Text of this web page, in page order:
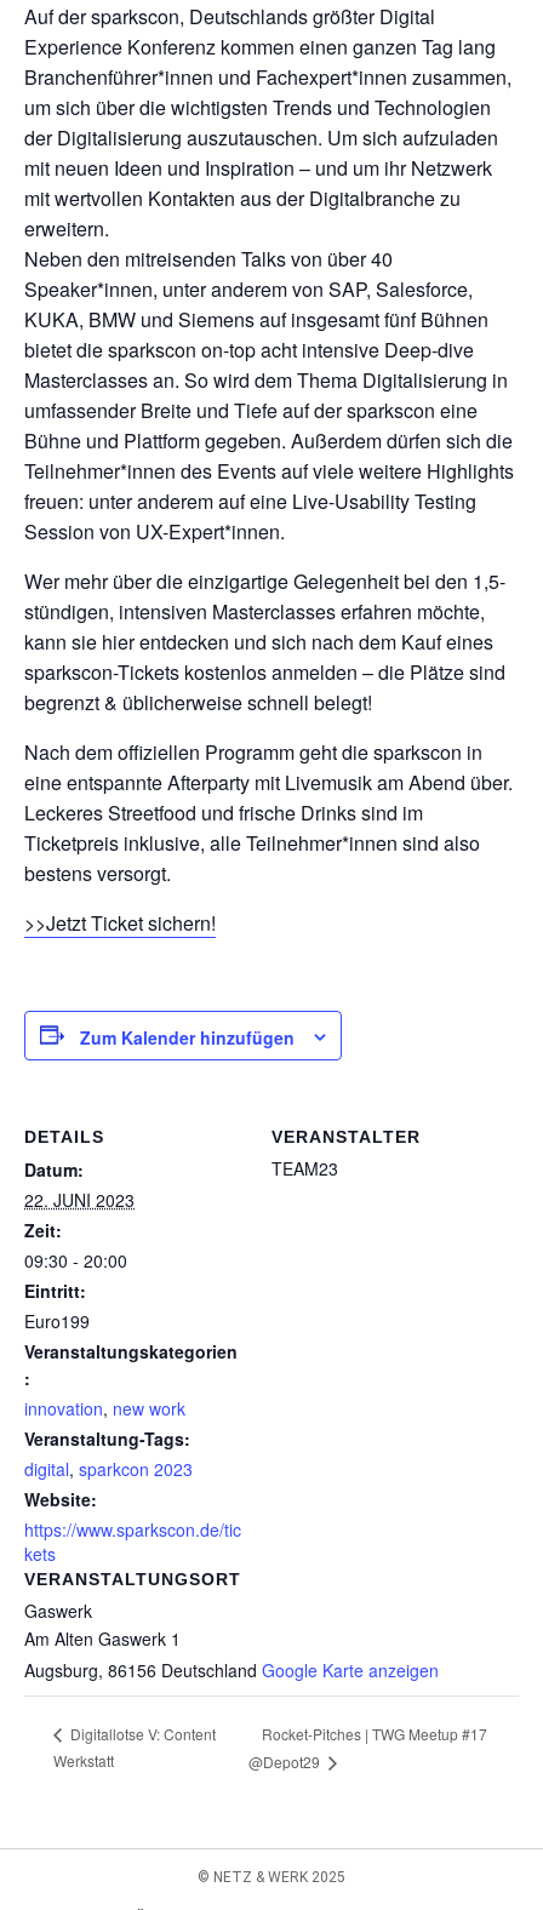
Auf der sparkscon, Deutschlands größter Digital
Experience Konferenz kommen einen ganzen Tag lang
Branchenführer*innen und Fachexpert*innen zusammen,
um sich über die wichtigsten Trends und Technologien
der Digitalisierung auszutauschen. Um sich aufzuladen
mit neuen Ideen und Inspiration – und um ihr Netzwerk
mit wertvollen Kontakten aus der Digitalbranche zu
erweitern.
Neben den mitreisenden Talks von über 40
Speaker*innen, unter anderem von SAP, Salesforce,
KUKA, BMW und Siemens auf insgesamt fünf Bühnen
bietet die sparkscon on-top acht intensive Deep-dive
Masterclasses an. So wird dem Thema Digitalisierung in
umfassender Breite und Tiefe auf der sparkscon eine
Bühne und Plattform gegeben. Außerdem dürfen sich die
Teilnehmer*innen des Events auf viele weitere Highlights
freuen: unter anderem auf eine Live-Usability Testing
Session von UX-Expert*innen.
Wer mehr über die einzigartige Gelegenheit bei den 1,5-
stündigen, intensiven Masterclasses erfahren möchte,
kann sie hier entdecken und sich nach dem Kauf eines
sparkscon-Tickets kostenlos anmelden – die Plätze sind
begrenzt & üblicherweise schnell belegt!
Nach dem offiziellen Programm geht die sparkscon in
eine entspannte Afterparty mit Livemusik am Abend über.
Leckeres Streetfood und frische Drinks sind im
Ticketpreis inklusive, alle Teilnehmer*innen sind also
bestens versorgt.
>>Jetzt Ticket sichern!
Zum Kalender hinzufügen
DETAILS
Datum:
22. JUNI 2023
Zeit:
09:30 - 20:00
Eintritt:
Euro199
Veranstaltungskategorien
:
innovation, new work
Veranstaltung-Tags:
digital, sparkcon 2023
Website:
https://www.sparkscon.de/tic
kets
VERANSTALTUNGSORT
Gaswerk
Am Alten Gaswerk 1
Augsburg, 86156 Deutschland Google Karte anzeigen
VERANSTALTER
TEAM23
Digitallotse V: Content
Werkstatt
Rocket-Pitches | TWG Meetup #17
@Depot29
© NETZ & WERK 2025